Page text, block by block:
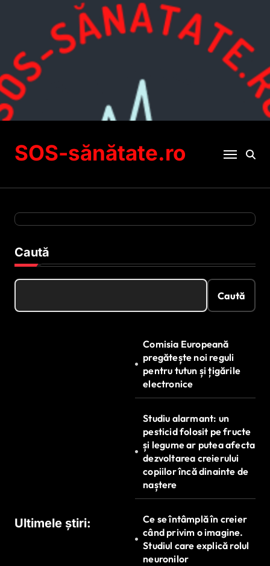
SOS-sănătate.ro
Caută
Caută
Ultimele știri:
Comisia Europeană
pregătește noi reguli
pentru tutun și țigările
electronice
Studiu alarmant: un
pesticid folosit pe fructe
și legume ar putea afecta
dezvoltarea creierului
copiilor încă dinainte de
naștere
Ce se întâmplă în creier
când privim o imagine.
Studiul care explică rolul
neuronilor